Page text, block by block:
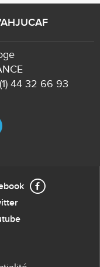
44 32 66 93